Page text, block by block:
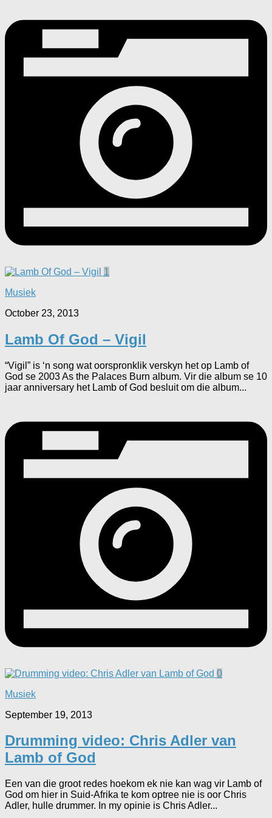
1
Musiek
October 23, 2013
Lamb Of God – Vigil
“Vigil” is ‘n song wat oorspronklik verskyn het op Lamb of
God se 2003 As the Palaces Burn album. Vir die album se 10
jaar anniversary het Lamb of God besluit om die album...
0
Musiek
September 19, 2013
Drumming video: Chris Adler van
Lamb of God
Een van die groot redes hoekom ek nie kan wag vir Lamb of
God om hier in Suid-Afrika te kom optree nie is oor Chris
Adler, hulle drummer. In my opinie is Chris Adler...